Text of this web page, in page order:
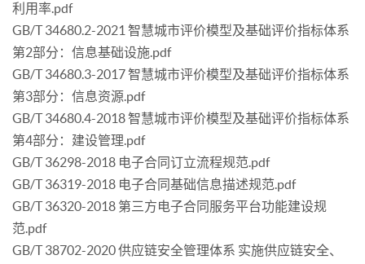
利用率.pdf
GB/T 34680.2-2021 智慧城市评价模型及基础评价指标体系
第2部分：信息基础设施.pdf
GB/T 34680.3-2017 智慧城市评价模型及基础评价指标体系
第3部分：信息资源.pdf
GB/T 34680.4-2018 智慧城市评价模型及基础评价指标体系
第4部分：建设管理.pdf
GB/T 36298-2018 电子合同订立流程规范.pdf
GB/T 36319-2018 电子合同基础信息描述规范.pdf
GB/T 36320-2018 第三方电子合同服务平台功能建设规
范.pdf
GB/T 38702-2020 供应链安全管理体系 实施供应链安全、